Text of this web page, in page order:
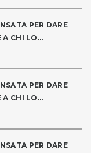
PER DARE
A CHI LO...
PER DARE
A CHI LO...
PER DARE